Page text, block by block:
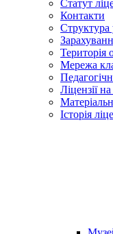
Статут
Контакти
Структура
Територія
Мережа
Ліцензії
Історія